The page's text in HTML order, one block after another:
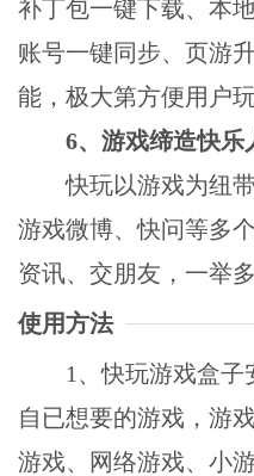
补丁包一键下载、本
账号一键同步、页游
能，极大第方便用户玩
6、游戏缔造快乐
快玩以游戏为纽带
游戏微博、快问等多
资讯、交朋友，一举多
使用方法
1、快玩游戏盒子
自已想要的游戏，游
游戏、网络游戏、小